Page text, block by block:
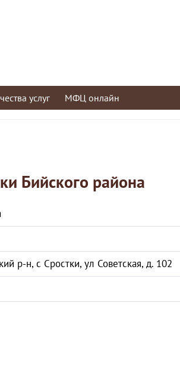
услуг МФЦ онлайн
Бийского района
р-н, с Сростки, ул Советская, д. 102